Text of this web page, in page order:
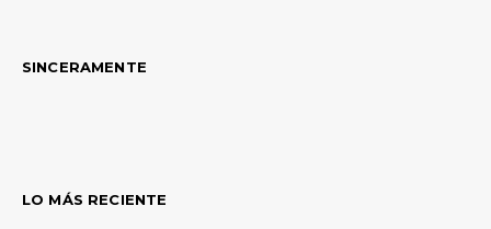
SINCERAMENTE
LO MÁS RECIENTE